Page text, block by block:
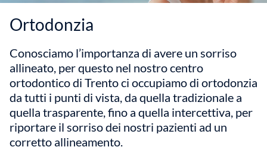
Ortodonzia
Conosciamo l’importanza di avere un sorriso
allineato, per questo nel nostro centro
ortodontico di Trento ci occupiamo di ortodonzia
da tutti i punti di vista, da quella tradizionale a
quella trasparente, fino a quella intercettiva, per
riportare il sorriso dei nostri pazienti ad un
corretto allineamento.